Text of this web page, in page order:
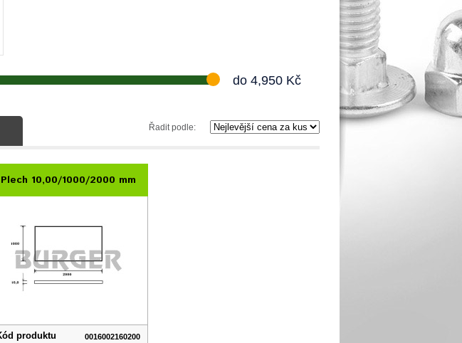
do 4,950 Kč
Řadit podle:
Plech 10,00/1000/2000 mm
produktu 0016002160200